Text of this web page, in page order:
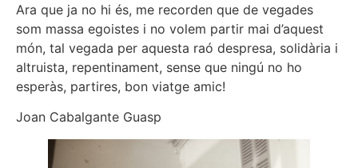
Ara que ja no hi és, me recorden que de vegades
som massa egoistes i no volem partir mai d’aquest
món, tal vegada per aquesta raó despresa, solidària i
altruista, repentinament, sense que ningú no ho
esperàs, partires, bon viatge amic!
Joan Cabalgante Guasp